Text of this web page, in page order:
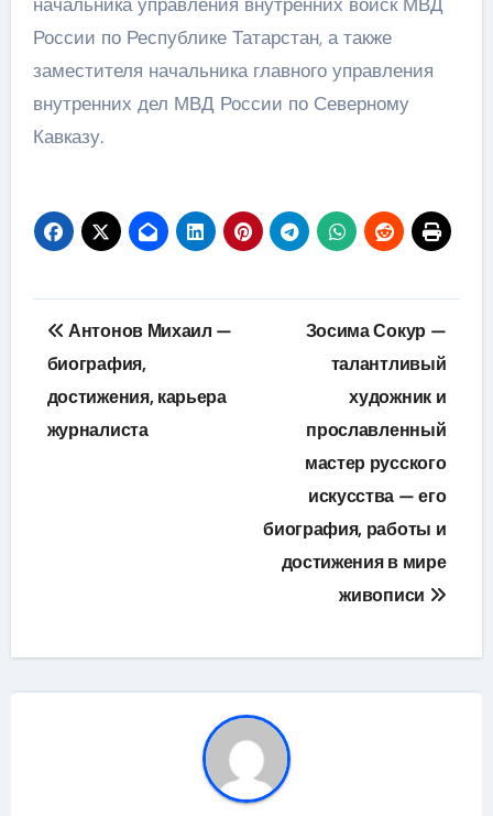
России по Республике Татарстан, а также
заместителя начальника главного управления
внутренних дел МВД России по Северному
Кавказу.
Навигация
по
записям
Антонов Михаил —
биография,
достижения, карьера
журналиста
Зосима Сокур —
талантливый
художник и
прославленный
мастер русского
искусства — его
биография, работы и
достижения в мире
живописи